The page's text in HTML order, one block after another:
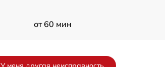
от 60 мин